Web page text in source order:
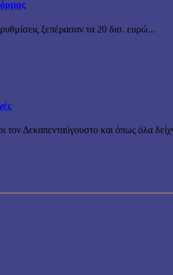
ξεπέρασαν τα 20 δισ. ευρώ...
Δεκαπενταύγουστο και όπως όλα